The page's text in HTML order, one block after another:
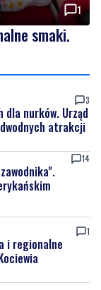
1
smaki.
3
dla nurków. Urząd
atrakcji
14
1
i regionalne